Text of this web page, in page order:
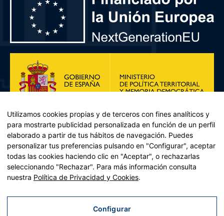
Plan de Recuperación, Transformación y Resiliencia – Financiado por
Recuperación y resiliencia, establecido por el Reglamento (UE)
2021/241 del Parlamento Europeo y del Consejo, de 12 de febrero
Utilizamos cookies propias y de terceros con fines analíticos y
para mostrarte publicidad personalizada en función de un perfil
elaborado a partir de tus hábitos de navegación. Puedes
personalizar tus preferencias pulsando en "Configurar", aceptar
todas las cookies haciendo clic en "Aceptar", o rechazarlas
seleccionando "Rechazar". Para más información consulta
nuestra Política de Privacidad y Cookies.
Configurar